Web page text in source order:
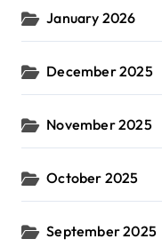
January 2026
December 2025
November 2025
October 2025
September 2025